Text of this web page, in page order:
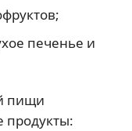
печенье и
пищи
продукты: